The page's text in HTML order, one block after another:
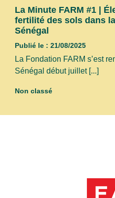
La Minute FARM #1 |
fertilité des sols dans
Sénégal
Publié le : 21/08/2025
La Fondation FARM s’est
Sénégal début juillet [...]
Non classé